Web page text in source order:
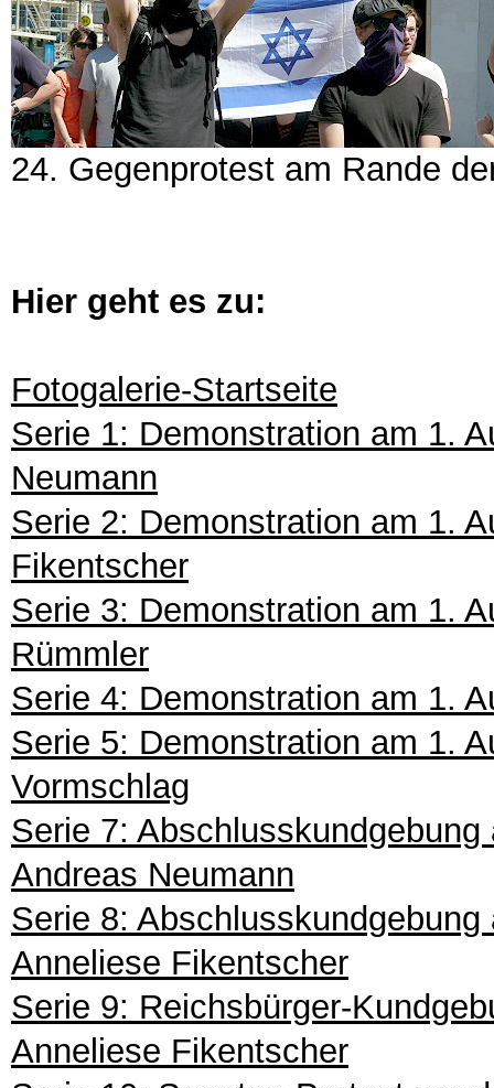
24. Gegenprotest am Rande
Hier geht es zu:
Fotogalerie-Startseite
Serie 1: Demonstration am 1.
Neumann
Serie 2: Demonstration am 1.
Fikentscher
Serie 3: Demonstration am 1.
Rümmler
Serie 4: Demonstration am 1.
Serie 5: Demonstration am 1.
Vormschlag
Serie 7:
Andreas Neumann
Serie 8:
Anneliese Fikentscher
Serie 9: Reichsbürger-
Anneliese Fikentscher